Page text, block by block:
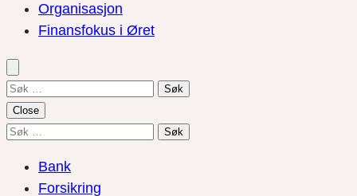
Organisasjon
Finansfokus i Øret
Søk
etter:
Close
Søk
Bank
Forsikring